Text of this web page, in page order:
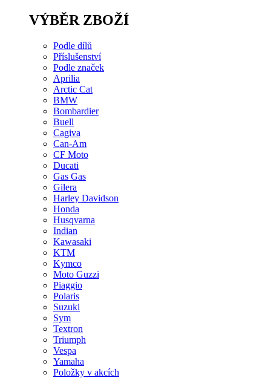
VÝBĚR ZBOŽÍ
Podle dílů
Příslušenství
Podle značek
Aprilia
Arctic Cat
BMW
Bombardier
Buell
Cagiva
Can-Am
CF Moto
Ducati
Gas Gas
Gilera
Harley Davidson
Honda
Husqvarna
Indian
Kawasaki
KTM
Kymco
Moto Guzzi
Piaggio
Polaris
Suzuki
Sym
Textron
Triumph
Vespa
Yamaha
Položky v akcích